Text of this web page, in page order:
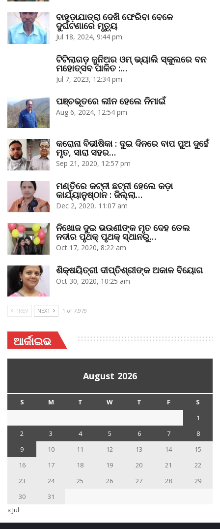
ବାହୁଡ଼ାଯାତ୍ରା ଦେଖି ଫେରିବା ବେଳେ
ଦୁର୍ଘଟଣାରେ ମୃତ୍ୟୁ
Jul 18, 2024, 9:44 pm
ଟିଟିଲାଗଡ଼ ଜୁନିଅର ଓମ୍‌ ଭ୍ୟାଲି ସ୍କୁଲରେ ବନ
ମହୋତ୍ସବ ପାଳିତ :…
Jul 7, 2023, 12:34 pm
ପଞ୍ଚଭୂତରେ ଲୀନ ହେଲେ ନିମାଇଁ
Aug 6, 2024, 12:54 pm
କରୋନା ବିଭୀଷିକା : ଦୁଇ ଦିନରେ ବାପ ପୁଅ ଦୁହେଁ
ମୃତ, ସାରା ସହର…
Sep 21, 2020, 12:57 pm
ମଣ୍ତିରେ କଟ୍‌ନୀ ଛଟ୍‌ନୀ ହେଲେ କଡ଼ା
କାର୍ଯ୍ୟାନୁଷ୍ଠାନ : ଜିଲ୍ଲା…
Dec 2, 2020, 11:07 am
ନିଖୋଜ ଦୁଇ ଭଉଣୀଙ୍କ ମୃତ ଦେହ ତେଲ
ନଦୀର ପୃଥକ୍‌ ପୃଥକ୍‌ ସ୍ଥାନରୁ…
Oct 17, 2020, 8:22 am
ଶିକ୍ଷୟିତ୍ରୀ ଦୀପ୍ତିଶ୍ରୀଙ୍କ ଅକାଳ ବିୟୋଗ
Oct 30, 2020, 10:25 am
PREV NEXT 1 of 7,979
ଆର୍କାଇଭ
August 2026
S M T W T F
S
1
2
3 4 5 6 7
8
9
10 11 12 13 14
15
16
17 18 19 20 21
22
23
24 25 26 27 28
29
30
31
« Jul